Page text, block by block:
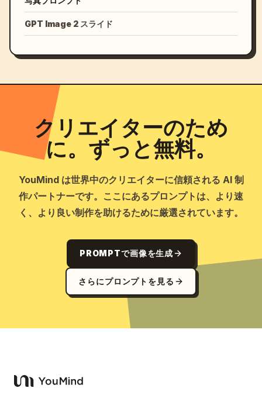
GPT Image 2 スライド
クリエイターのため
に。ずっと無料。
YouMind は世界中のクリエイターに信頼される AI 制
作パートナーです。ここにあるプロンプトは、より速
く、より良い制作を助けるために厳選されています。
PROMPTで画像を生成
さらにプロンプトを見る